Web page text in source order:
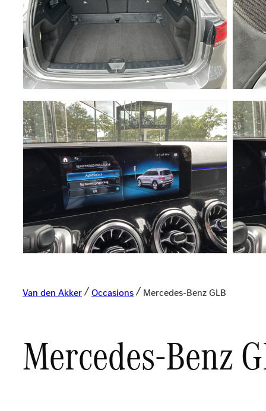
Van den Akker Occasions Mercedes-Benz GLB
Mercedes-Benz